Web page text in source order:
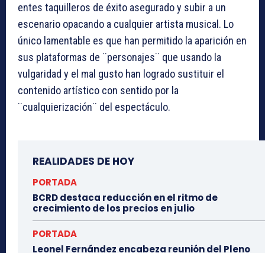
entes taquilleros de éxito asegurado y subir a un
escenario opacando a cualquier artista musical. Lo
único lamentable es que han permitido la aparición en
sus plataformas de ¨personajes¨ que usando la
vulgaridad y el mal gusto han logrado sustituir el
contenido artístico con sentido por la
¨cualquierización¨ del espectáculo.
REALIDADES DE HOY
PORTADA
BCRD destaca reducción en el ritmo de
crecimiento de los precios en julio
PORTADA
Leonel Fernández encabeza reunión del Pleno